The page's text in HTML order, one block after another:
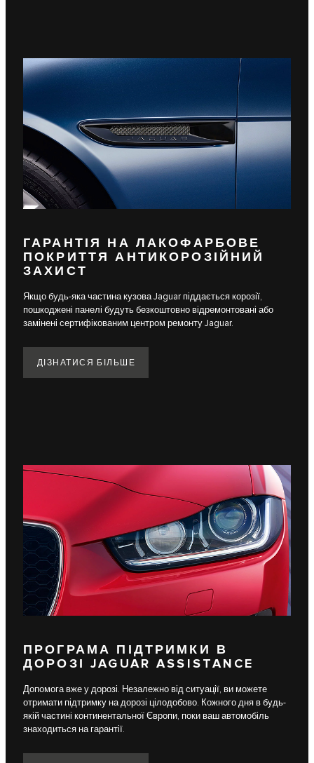
ГАРАНТІЯ НА ЛАКОФАРБОВЕ
ПОКРИТТЯ АНТИКОРОЗІЙНИЙ
ЗАХИСТ
Якщо будь-яка частина кузова Jaguar піддається корозії,
пошкоджені панелі будуть безкоштовно відремонтовані або
замінені сертифікованим центром ремонту Jaguar.
ДІЗНАТИСЯ БІЛЬШЕ
ПРОГРАМА ПІДТРИМКИ В
ДОРОЗІ JAGUAR ASSISTANCE
Допомога вже у дорозі. Незалежно від ситуації, ви можете
отримати підтримку на дорозі цілодобово. Кожного дня в будь-
якій частині континентальної Європи, поки ваш автомобіль
знаходиться на гарантії.